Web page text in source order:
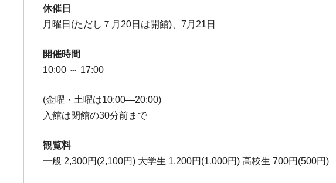
休催日
月曜日(ただし７月20日は開館)、7月21日
開催時間
10:00 ～ 17:00
(金曜・土曜は10:00―20:00)
入館は閉館の30分前まで
観覧料
一般 2,300円(2,100円) 大学生 1,200円(1,000円) 高校生 700円(500円)